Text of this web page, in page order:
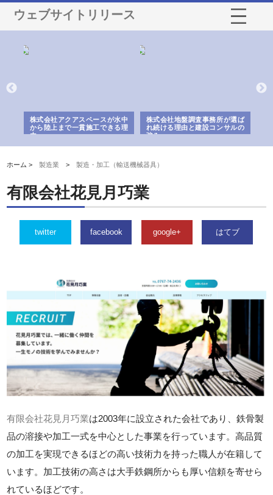
ウェブサイトリリース
株式会社アクアスペースが水中
から陸上まで一貫施工できる理
由
株式会社地盤調査事務所が選ば
れ続ける理由と建設コンサルの
強み
ホーム >製造業 >製造・加工（輸送機械器具）
有限会社花見月巧業
twitter facebook google+ はてブ
有限会社花見月巧業は2003年に設立された会社であり、鉄骨製
品の溶接や加工一式を中心とした事業を行っています。高品質
の加工を実現できるほどの高い技術力を持った職人が在籍して
います。加工技術の高さは大手鉄鋼所からも厚い信頼を寄せら
れているほどです。